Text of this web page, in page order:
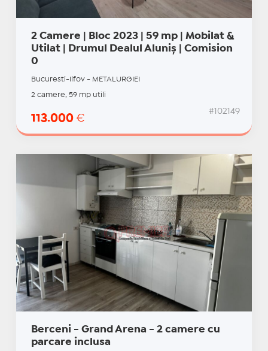
2 Camere | Bloc 2023 | 59 mp | Mobilat &
Utilat | Drumul Dealul Aluniș | Comision
0
Bucuresti-Ilfov - METALURGIEI
2 camere, 59 mp utili
113.000 €
#102149
Berceni - Grand Arena - 2 camere cu
parcare inclusa